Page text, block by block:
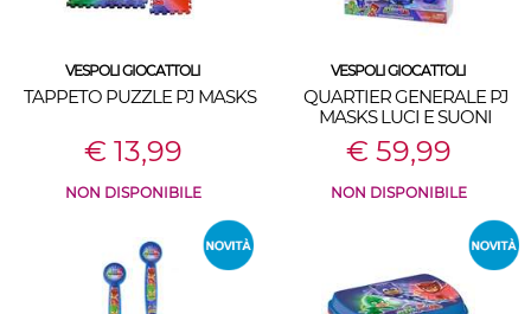
VESPOLI GIOCATTOLI
TAPPETO PUZZLE PJ MASKS
€ 13,99
NON DISPONIBILE
VESPOLI GIOCATTOLI
QUARTIER GENERALE PJ
MASKS LUCI E SUONI
€ 59,99
NON DISPONIBILE